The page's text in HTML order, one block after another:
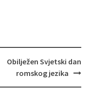
Obilježen Svjetski dan
romskog jezika